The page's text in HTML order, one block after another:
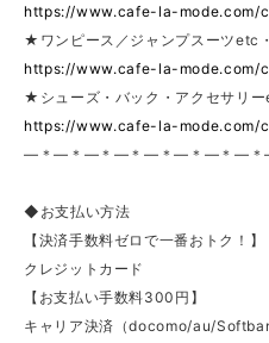
https://www.cafe-la-mode.com/
★ワンピース／ジャンプスーツetc
https://www.cafe-la-mode.com/
★シューズ・バック・アクセサリ
https://www.cafe-la-mode.com/
—＊—＊—＊—＊—＊—＊—＊—＊
◆お支払い方法
【決済手数料ゼロで一番おトク！】
クレジットカード
【お支払い手数料300円】
キャリア決済（docomo/au/